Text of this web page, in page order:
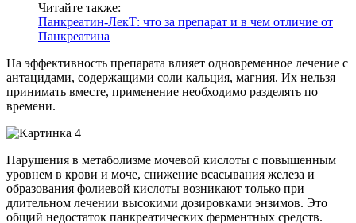
Читайте также:
Панкреатин-ЛекТ: что за препарат и в чем отличие от
Панкреатина
На эффективность препарата влияет одновременное лечение с
антацидами, содержащими соли кальция, магния. Их нельзя
принимать вместе, применение необходимо разделять по
времени.
Нарушения в метаболизме мочевой кислоты с повышенным
уровнем в крови и моче, снижение всасывания железа и
образования фолиевой кислоты возникают только при
длительном лечении высокими дозировками энзимов. Это
общий недостаток панкреатических ферментных средств.